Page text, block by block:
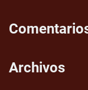
Archivos